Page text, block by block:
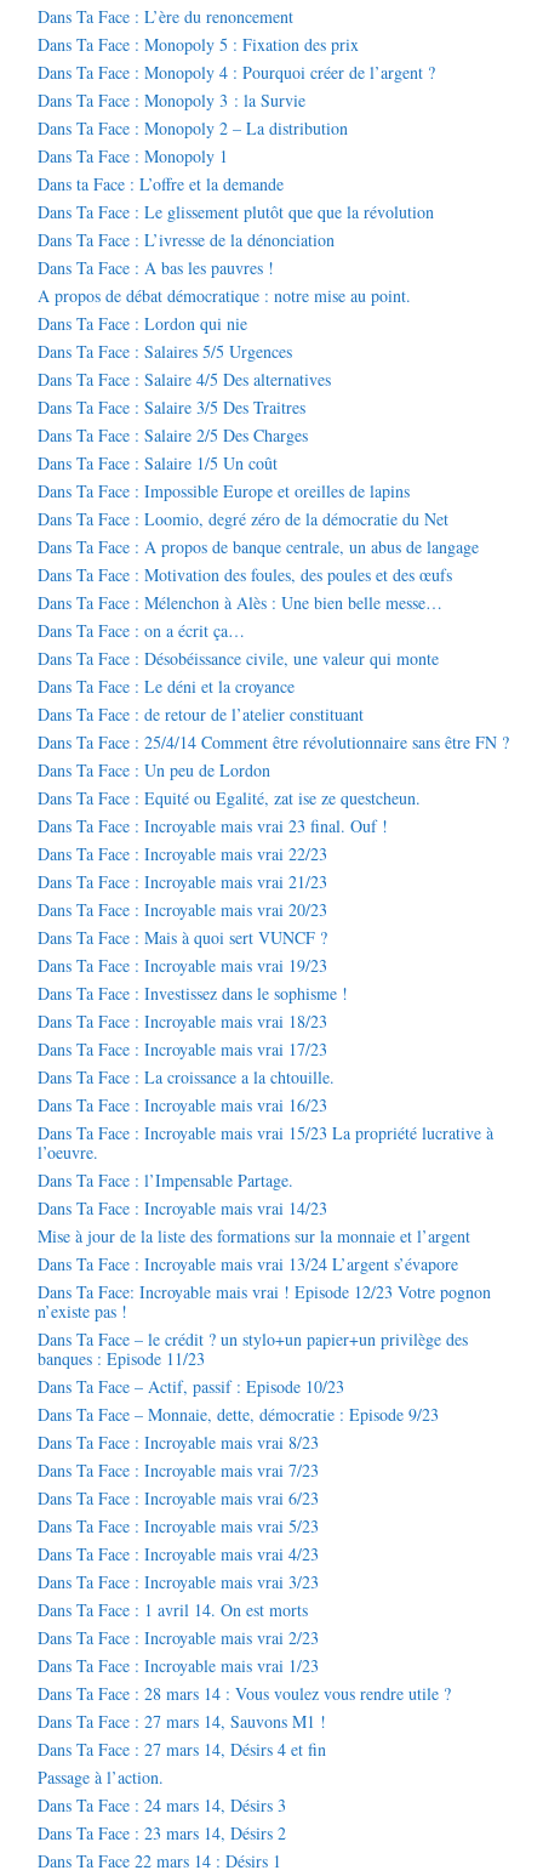
Dans Ta Face : L’ère du renoncement
Dans Ta Face : Monopoly 5 : Fixation des prix
Dans Ta Face : Monopoly 4 : Pourquoi créer de l’argent ?
Dans Ta Face : Monopoly 3 : la Survie
Dans Ta Face : Monopoly 2 – La distribution
Dans Ta Face : Monopoly 1
Dans ta Face : L’offre et la demande
Dans Ta Face : Le glissement plutôt que que la révolution
Dans Ta Face : L’ivresse de la dénonciation
Dans Ta Face : A bas les pauvres !
A propos de débat démocratique : notre mise au point.
Dans Ta Face : Lordon qui nie
Dans Ta Face : Salaires 5/5 Urgences
Dans Ta Face : Salaire 4/5 Des alternatives
Dans Ta Face : Salaire 3/5 Des Traitres
Dans Ta Face : Salaire 2/5 Des Charges
Dans Ta Face : Salaire 1/5 Un coût
Dans Ta Face : Impossible Europe et oreilles de lapins
Dans Ta Face : Loomio, degré zéro de la démocratie du Net
Dans Ta Face : A propos de banque centrale, un abus de langage
Dans Ta Face : Motivation des foules, des poules et des œufs
Dans Ta Face : Mélenchon à Alès : Une bien belle messe…
Dans Ta Face : on a écrit ça…
Dans Ta Face : Désobéissance civile, une valeur qui monte
Dans Ta Face : Le déni et la croyance
Dans Ta Face : de retour de l’atelier constituant
Dans Ta Face : 25/4/14 Comment être révolutionnaire sans être FN ?
Dans Ta Face : Un peu de Lordon
Dans Ta Face : Equité ou Egalité, zat ise ze questcheun.
Dans Ta Face : Incroyable mais vrai 23 final. Ouf !
Dans Ta Face : Incroyable mais vrai 22/23
Dans Ta Face : Incroyable mais vrai 21/23
Dans Ta Face : Incroyable mais vrai 20/23
Dans Ta Face : Mais à quoi sert VUNCF ?
Dans Ta Face : Incroyable mais vrai 19/23
Dans Ta Face : Investissez dans le sophisme !
Dans Ta Face : Incroyable mais vrai 18/23
Dans Ta Face : Incroyable mais vrai 17/23
Dans Ta Face : La croissance a la chtouille.
Dans Ta Face : Incroyable mais vrai 16/23
Dans Ta Face : Incroyable mais vrai 15/23 La propriété lucrative à
l’oeuvre.
Dans Ta Face : l’Impensable Partage.
Dans Ta Face : Incroyable mais vrai 14/23
Mise à jour de la liste des formations sur la monnaie et l’argent
Dans Ta Face : Incroyable mais vrai 13/24 L’argent s’évapore
Dans Ta Face: Incroyable mais vrai ! Episode 12/23 Votre pognon
n’existe pas !
Dans Ta Face – le crédit ? un stylo+un papier+un privilège des
banques : Episode 11/23
Dans Ta Face – Actif, passif : Episode 10/23
Dans Ta Face – Monnaie, dette, démocratie : Episode 9/23
Dans Ta Face : Incroyable mais vrai 8/23
Dans Ta Face : Incroyable mais vrai 7/23
Dans Ta Face : Incroyable mais vrai 6/23
Dans Ta Face : Incroyable mais vrai 5/23
Dans Ta Face : Incroyable mais vrai 4/23
Dans Ta Face : Incroyable mais vrai 3/23
Dans Ta Face : 1 avril 14. On est morts
Dans Ta Face : Incroyable mais vrai 2/23
Dans Ta Face : Incroyable mais vrai 1/23
Dans Ta Face : 28 mars 14 : Vous voulez vous rendre utile ?
Dans Ta Face : 27 mars 14, Sauvons M1 !
Dans Ta Face : 27 mars 14, Désirs 4 et fin
Passage à l’action.
Dans Ta Face : 24 mars 14, Désirs 3
Dans Ta Face : 23 mars 14, Désirs 2
Dans Ta Face 22 mars 14 : Désirs 1